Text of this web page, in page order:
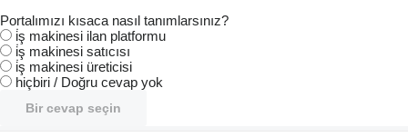
Portalımızı kısaca nasıl tanımlarsınız?
i̇ş makinesi ilan platformu
i̇ş makinesi satıcısı
i̇ş makinesi üreticisi
hiçbiri / Doğru cevap yok
Bir cevap seçin